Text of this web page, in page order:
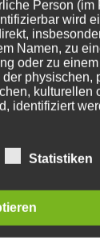
Person (im
wird
Namen, zu
oder zu
physischen,
kulturellen
identifiziert
oder
von dem für
Statistiken